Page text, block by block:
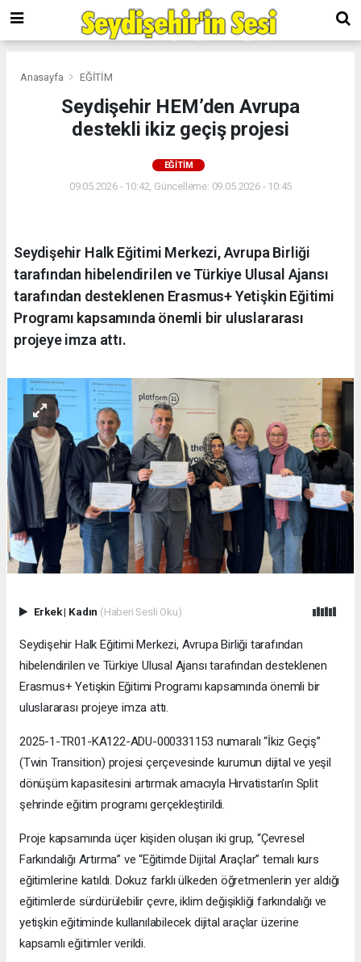
Anasayfa EĞİTİM
Seydişehir HEM’den Avrupa
destekli ikiz geçiş projesi
EĞİTİM
09.05.2026 - 10:42, Güncelleme: 09.05.2026 - 10:45
Seydişehir Halk Eğitimi Merkezi, Avrupa Birliği
tarafından hibelendirilen ve Türkiye Ulusal Ajansı
tarafından desteklenen Erasmus+ Yetişkin Eğitimi
Programı kapsamında önemli bir uluslararası
projeye imza attı.
Erkek| Kadın (Haberi Sesli Oku)
Seydişehir Halk Eğitimi Merkezi, Avrupa Birliği tarafından
hibelendirilen ve Türkiye Ulusal Ajansı tarafından desteklenen
Erasmus+ Yetişkin Eğitimi Programı kapsamında önemli bir
uluslararası projeye imza attı.
2025-1-TR01-KA122-ADU-000331153 numaralı “İkiz Geçiş”
(Twin Transition) projesi çerçevesinde kurumun dijital ve yeşil
dönüşüm kapasitesini artırmak amacıyla Hırvatistan’ın Split
şehrinde eğitim programı gerçekleştirildi.
Proje kapsamında üçer kişiden oluşan iki grup, “Çevresel
Farkındalığı Artırma” ve “Eğitimde Dijital Araçlar” temalı kurs
eğitimlerine katıldı. Dokuz farklı ülkeden öğretmenlerin yer aldığı
eğitimlerde sürdürülebilir çevre, iklim değişikliği farkındalığı ve
yetişkin eğitiminde kullanılabilecek dijital araçlar üzerine
kapsamlı eğitimler verildi.